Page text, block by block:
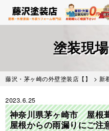
塗装現
藤沢・茅ヶ崎の外壁塗装店【】 > 新
2023.6.25
神奈川県茅ヶ崎市 屋根
屋根からの雨漏りにご注